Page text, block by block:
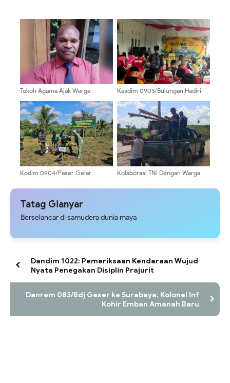
Tokoh Agama Ajak Warga
Provokasi Jelang HUT RI
‎Kasdim 0903/Bulungan Hadiri
Kabupaten Bulungan
Kodim 0904/Paser Gelar
Rangkaian Kegiatan TMMD Ke
Kolaborasi TNI Dengan Warga
Ke-129 Kodim 0904/Paser di
Tatag Gianyar
Berselancar di samudera dunia maya
Dandim 1022: Pemeriksaan Kendaraan Wujud
Nyata Penegakan Disiplin Prajurit
Danrem 083/Bdj Geser ke Surabaya, Kolonel Inf
Kohir Emban Amanah Baru